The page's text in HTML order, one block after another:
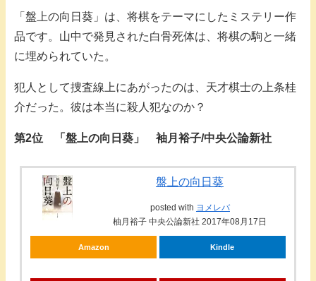
「盤上の向日葵」は、将棋をテーマにしたミステリー作
品です。山中で発見された白骨死体は、将棋の駒と一緒
に埋められていた。
犯人として捜査線上にあがったのは、天才棋士の上条桂
介だった。彼は本当に殺人犯なのか？
第2位 「盤上の向日葵」 袖月裕子/中央公論新社
盤上の向日葵
posted with ヨメレバ
柚月裕子 中央公論新社 2017年08月17日
Amazon Kindle